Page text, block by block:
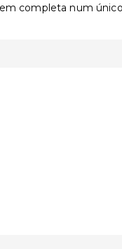
completa num